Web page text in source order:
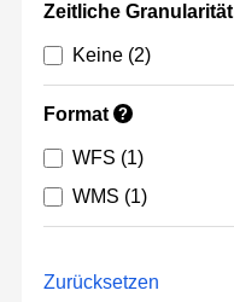
Zeitliche Granularität
Keine (2)
Format ?
WFS (1)
WMS (1)
Zurücksetzen